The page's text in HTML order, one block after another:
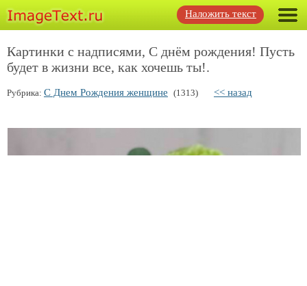
Наложить текст
Картинки с надписями, С днём рождения! Пусть
будет в жизни все, как хочешь ты!.
Рубрика: С Днем Рождения женщине (1313) << назад